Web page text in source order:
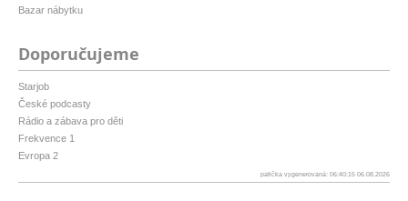
Bazar nábytku
Doporučujeme
Starjob
České podcasty
Rádio a zábava pro děti
Frekvence 1
Evropa 2
patička vygenerovaná: 06:40:15 06.08.2026